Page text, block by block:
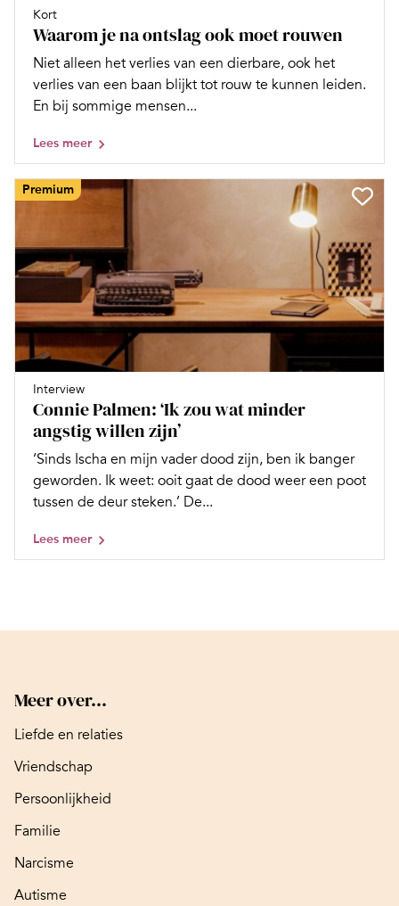
Kort
Waarom je na ontslag ook moet rouwen
Niet alleen het verlies van een dierbare, ook het
verlies van een baan blijkt tot rouw te kunnen leiden.
En bij sommige mensen...
Lees meer
Premium
Interview
Connie Palmen: ‘Ik zou wat minder
angstig willen zijn’
‘Sinds Ischa en mijn vader dood zijn, ben ik banger
geworden. Ik weet: ooit gaat de dood weer een poot
tussen de deur steken.’ De...
Lees meer
Meer over...
Liefde en relaties
Vriendschap
Persoonlijkheid
Familie
Narcisme
Autisme